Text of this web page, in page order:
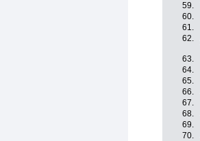
59.
60.
61.
62.
63.
64.
65.
66.
67.
68.
69.
70.